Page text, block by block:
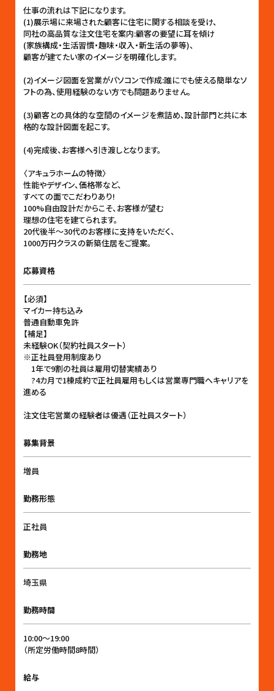
仕事の流れは下記になります。
(1)展示場に来場された顧客に住宅に関する相談を受け、
同社の高品質な注文住宅を案内:顧客の要望に耳を傾け
(家族構成・生活習慣・趣味・収入・新生活の夢等)、
顧客が建てたい家のイメージを明確化します。
(2)イメージ図面を営業がパソコンで作成:誰にでも使える簡単なソ
フトの為、使用経験のない方でも問題ありません。
(3)顧客との具体的な空間のイメージを煮詰め、設計部門と共に本
格的な設計図面を起こす。
(4)完成後、お客様へ引き渡しとなります。
〈アキュラホームの特徴〉
性能やデザイン、価格帯など、
すべての面でこだわりあり!
100%自由設計だからこそ、お客様が望む
理想の住宅を建てられます。
20代後半〜30代のお客様に支持をいただく、
1000万円クラスの新築住居をご提案。
応募資格
【必須】
マイカー持ち込み
普通自動車免許
【補足】
未経験OK（契約社員スタート）
※正社員登用制度あり
1年で9割の社員は雇用切替実績あり
?4カ月で1棟成約で正社員雇用もしくは営業専門職へキャリアを
進める
注文住宅営業の経験者は優遇（正社員スタート）
募集背景
増員
勤務形態
正社員
勤務地
埼玉県
勤務時間
10:00〜19:00
（所定労働時間8時間）
給与